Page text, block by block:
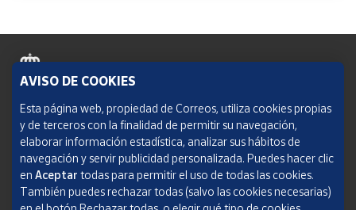
Política de cookies
Aviso legal
Condiciones del servicio
Política de Privacidad Web
AVISO DE COOKIES
Esta página web, propiedad de Correos, utiliza cookies propias
y de terceros con la finalidad de permitir su navegación,
elaborar información estadística, analizar sus hábitos de
navegación y servir publicidad personalizada. Puedes hacer clic
en Aceptar todas para permitir el uso de todas las cookies.
También puedes rechazar todas (salvo las cookies necesarias)